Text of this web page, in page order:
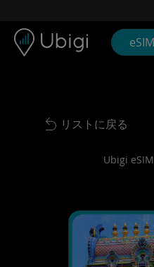
Back to list
リストに戻る
Ubigi